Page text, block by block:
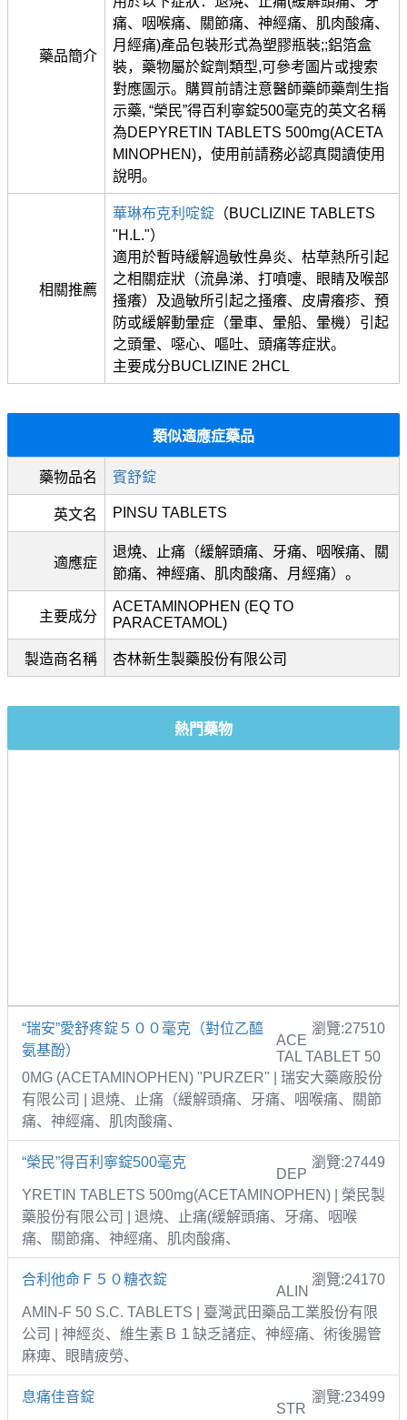
藥品簡介
痛、咽喉痛、關節痛、神經痛、肌肉酸痛、
月經痛)產品包裝形式為塑膠瓶裝;;鋁箔盒
裝，藥物屬於錠劑類型,可參考圖片或搜索
對應圖示。購買前請注意醫師藥師藥劑生指
示藥, “榮民”得百利寧錠500毫克的英文名稱
為DEPYRETIN TABLETS 500mg(ACETA
MINOPHEN)，使用前請務必認真閱讀使用
說明。
相關推薦
華琳布克利啶錠 （BUCLIZINE TABLETS
"H.L."）
適用於暫時緩解過敏性鼻炎、枯草熱所引起
之相關症狀（流鼻涕、打噴嚏、眼睛及喉部
搔癢）及過敏所引起之搔癢、皮膚癢疹、預
防或緩解動暈症（暈車、暈船、暈機）引起
之頭暈、噁心、嘔吐、頭痛等症狀。
主要成分BUCLIZINE 2HCL
類似適應症藥品
藥物品名 賓舒錠
英文名 PINSU TABLETS
適應症
退燒、止痛（緩解頭痛、牙痛、咽喉痛、關
節痛、神經痛、肌肉酸痛、月經痛）。
主要成分
ACETAMINOPHEN (EQ TO
PARACETAMOL)
製造商名稱 杏林新生製藥股份有限公司
熱門藥物
“瑞安”愛舒疼錠５００毫克（對位乙醯
氨基酚）
瀏覽:27510
ACE
TAL TABLET 50
0MG (ACETAMINOPHEN) "PURZER" | 瑞安大藥廠股份
有限公司 | 退燒、止痛（緩解頭痛、牙痛、咽喉痛、關節
痛、神經痛、肌肉酸痛、
“榮民”得百利寧錠500毫克 瀏覽:27449
DEP
YRETIN TABLETS 500mg(ACETAMINOPHEN) | 榮民製
藥股份有限公司 | 退燒、止痛(緩解頭痛、牙痛、咽喉
痛、關節痛、神經痛、肌肉酸痛、
合利他命Ｆ５０糖衣錠 瀏覽:24170
ALIN
AMIN-F 50 S.C. TABLETS | 臺灣武田藥品工業股份有限
公司 | 神經炎、維生素Ｂ１缺乏諸症、神經痛、術後腸管
麻痺、眼睛疲勞、
息痛佳音錠 瀏覽:23499
STR